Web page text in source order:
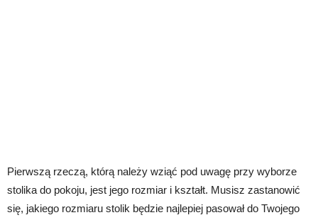
Pierwszą rzeczą, którą należy wziąć pod uwagę przy wyborze
stolika do pokoju, jest jego rozmiar i kształt. Musisz zastanowić
się, jakiego rozmiaru stolik będzie najlepiej pasował do Twojego